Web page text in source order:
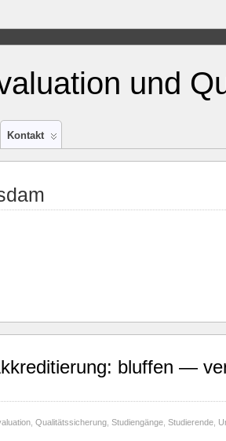
und
Kontakt
bluffen —
Qualitätssicherung Studiengänge Studierende